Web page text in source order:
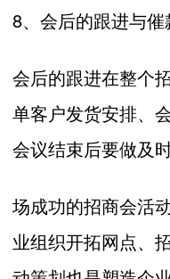
8、会后的跟进与催
会后的跟进在整个
单客户发货安排、
会议结束后要做及
场成功的招商会活
业组织开拓网点、